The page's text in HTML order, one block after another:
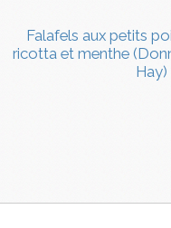
Falafels aux petits
ricotta et menthe
Hay)